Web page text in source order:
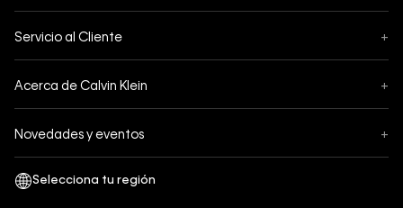
Formas de Pago
Servicio al Cliente +
¿Cómo comprar?
Acerca de Calvin Klein +
Términos y Condiciones
Novedades y eventos +